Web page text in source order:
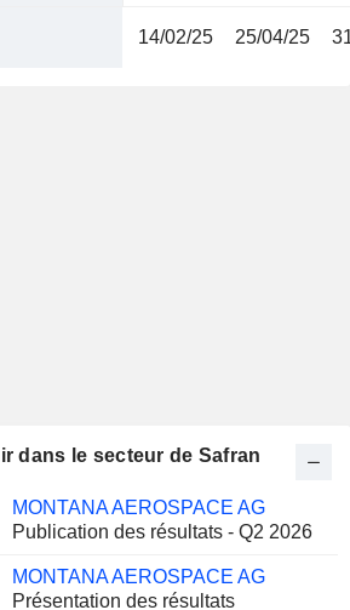
14/02/25 25/04/25
dans le secteur de Safran
MONTANA AEROSPACE AG
Publication des résultats - Q2 2026
MONTANA AEROSPACE AG
Présentation des résultats